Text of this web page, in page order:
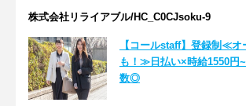
株式会社リライアブル/HC_C0CJsoku-9
【コールstaff】登録制≪オ
も！≫日払い×時給1550円
数◎